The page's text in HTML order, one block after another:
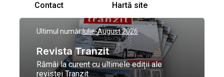
Contact
Hartă site
Ultimul număr:Iulie-August 2026
Revista Tranzit
Rămâi la curent cu ultimele ediții ale
revistei Tranzit